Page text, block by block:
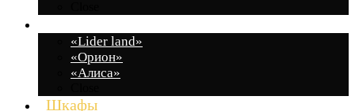
«Lider land»
«Орион»
«Алиса»
Шкафы